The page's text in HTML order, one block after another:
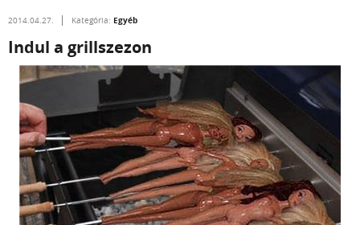
2014.04.27. Kategória: Egyéb
Indul a grillszezon